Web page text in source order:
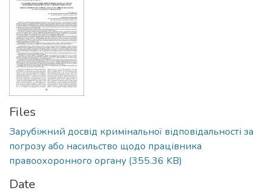
Files
Зарубіжний досвід кримінальної відповідальності за
погрозу або насильство щодо працівника
правоохоронного органу (355.36 KB)
Date